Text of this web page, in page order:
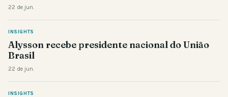
22 de jun.
INSIGHTS
Alysson recebe presidente nacional do União
Brasil
22 de jun.
INSIGHTS